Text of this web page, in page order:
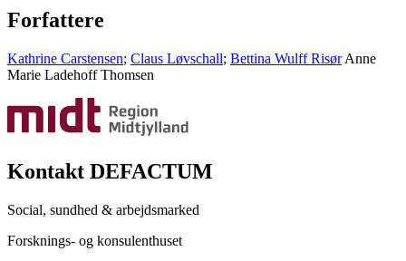
Forfattere
Kathrine Carstensen; Claus Løvschall; Bettina Wulff Risør Anne
Marie Ladehoff Thomsen
Kontakt DEFACTUM
Social, sundhed & arbejdsmarked
Forsknings- og konsulenthuset